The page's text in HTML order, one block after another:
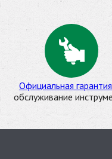
Официальная гарантия
обслуживание